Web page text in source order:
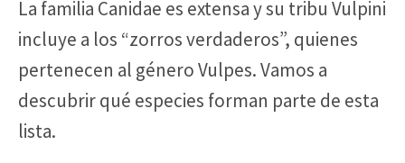
La familia Canidae es extensa y su tribu Vulpini
incluye a los “zorros verdaderos”, quienes
pertenecen al género Vulpes. Vamos a
descubrir qué especies forman parte de esta
lista.